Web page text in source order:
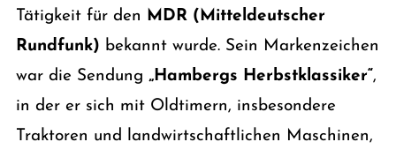
Tätigkeit für den MDR (Mitteldeutscher
Rundfunk) bekannt wurde. Sein Markenzeichen
war die Sendung „Hambergs Herbstklassiker“ ,
in der er sich mit Oldtimern, insbesondere
Traktoren und landwirtschaftlichen Maschinen,